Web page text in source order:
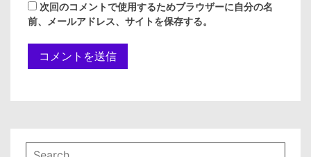
次回のコメントで使用するためブラウザーに自分の名
前、メールアドレス、サイトを保存する。